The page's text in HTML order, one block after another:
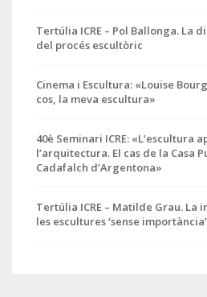
Tertúlia ICRE – Pol Ballonga. La
del procés escultòric
Cinema i Escultura: «Louise
cos, la meva escultura»
40è Seminari ICRE: «L’escultura
l’arquitectura. El cas de la Casa
Cadafalch d’Argentona»
Tertúlia ICRE – Matilde Grau. La
les escultures ‘sense importància’